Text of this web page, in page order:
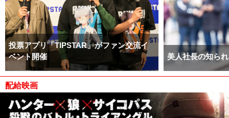
投票アプリ「TIPSTAR」がファン交流イ
ベント開催
美人社長の知ら
配給映画